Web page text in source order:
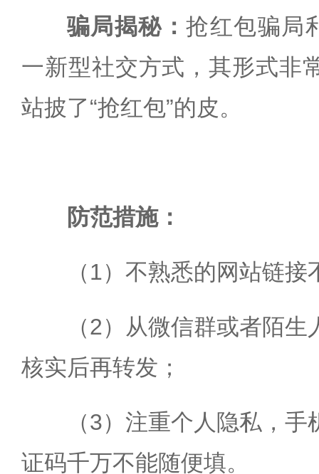
骗局揭秘：抢红包骗局
一新型社交方式，其形式非
站披了“抢红包”的皮。
防范措施：
（1）不熟悉的网站链
（2）从微信群或者陌
核实后再转发；
（3）注重个人隐私，
证码千万不能随便填。